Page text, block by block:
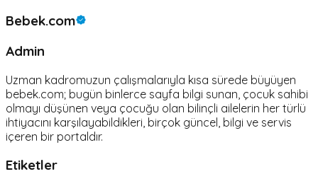
Bebek.com
Admin
Uzman kadromuzun çalışmalarıyla kısa sürede büyüyen
bebek.com; bugün binlerce sayfa bilgi sunan, çocuk sahibi
olmayı düşünen veya çocuğu olan bilinçli ailelerin her türlü
ihtiyacını karşılayabildikleri, birçok güncel, bilgi ve servis
içeren bir portaldır.
Etiketler